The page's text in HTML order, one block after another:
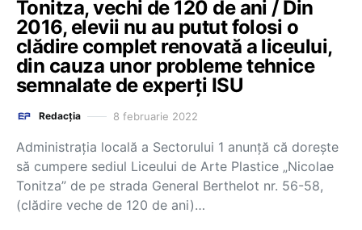
Tonitza, vechi de 120 de ani / Din
2016, elevii nu au putut folosi o
clădire complet renovată a liceului,
din cauza unor probleme tehnice
semnalate de experți ISU
Redacția 8 februarie 2022
Administrația locală a Sectorului 1 anunță că dorește
să cumpere sediul Liceului de Arte Plastice „Nicolae
Tonitza” de pe strada General Berthelot nr. 56-58,
(clădire veche de 120 de ani)…